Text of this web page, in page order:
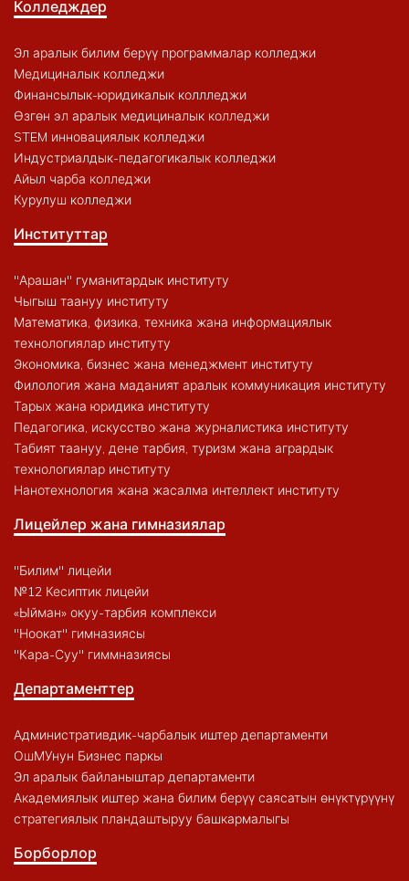
Колледждер
Эл аралык билим берүү программалар колледжи
Медициналык колледжи
Финансылык-юридикалык коллледжи
Өзгөн эл аралык медициналык колледжи
STEM инновациялык колледжи
Индустриалдык-педагогикалык колледжи
Айыл чарба колледжи
Курулуш колледжи
Институттар
"Арашан" гуманитардык институту
Чыгыш таануу институту
Математика, физика, техника жана информациялык
технологиялар институту
Экономика, бизнес жана менеджмент институту
Филология жана маданият аралык коммуникация институту
Тарых жана юридика институту
Педагогика, искусство жана журналистика институту
Табият таануу, дене тарбия, туризм жана агрардык
технологиялар институту
Нанотехнология жана жасалма интеллект институту
Лицейлер жана гимназиялар
"Билим" лицейи
№12 Кесиптик лицейи
«Ыйман» окуу-тарбия комплекси
"Ноокат" гимназиясы
"Кара-Суу" гиммназиясы
Департаменттер
Административдик-чарбалык иштер департаменти
ОшМУнун Бизнес паркы
Эл аралык байланыштар департаменти
Академиялык иштер жана билим берүү саясатын өнүктүрүүнү
стратегиялык пландаштыруу башкармалыгы
Борборлор